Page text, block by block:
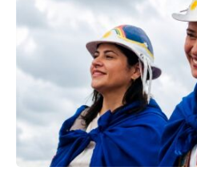
ou do eleitor;
zelar pela
todo o material
na seção eleitoral.
Mesárias e
As demais pessoas
trabalhar no dia das
primeiramente, o